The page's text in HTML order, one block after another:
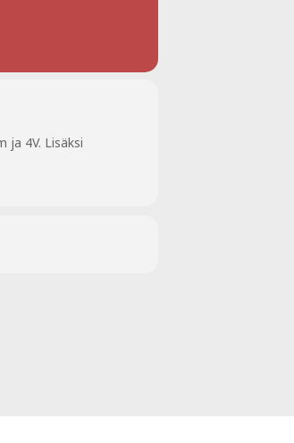
4V. Lisäksi